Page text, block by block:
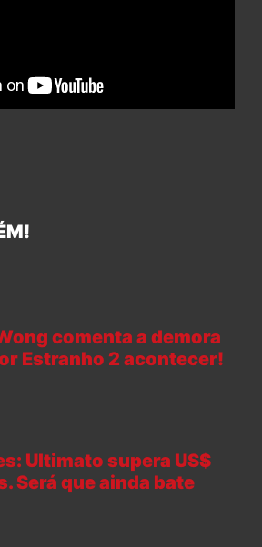
comenta a demora
Estranho 2 acontecer!
Ultimato supera US$
Será que ainda bate